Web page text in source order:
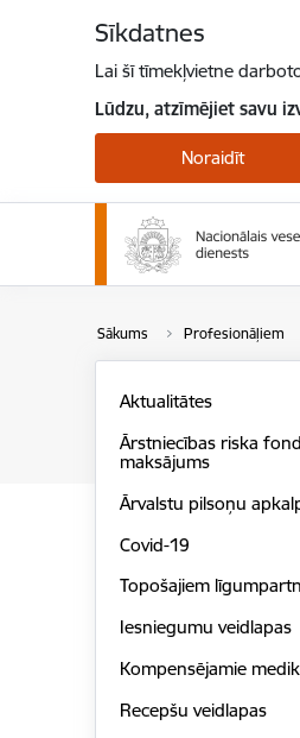
Sīkdatnes
Lai šī tīmekļvietne
Lūdzu, atzīmējiet savu
Noraidīt
Sākums Profesionāļiem
Aktualitātes
Ārstniecības riska
maksājums
Ārvalstu pilsoņu
Covid-19
Topošajiem
Iesniegumu veidlapas
Kompensējamie
Recepšu veidlapas